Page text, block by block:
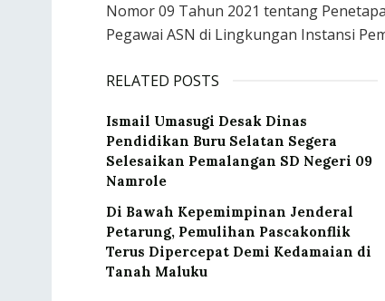
Nomor 09 Tahun 2021 tentang
Pegawai ASN di Lingkungan Instansi
RELATED POSTS
Ismail Umasugi Desak Dinas
Pendidikan Buru Selatan Segera
Selesaikan Pemalangan SD Negeri 09
Namrole
Di Bawah Kepemimpinan Jenderal
Petarung, Pemulihan Pascakonflik
Terus Dipercepat Demi Kedamaian di
Tanah Maluku